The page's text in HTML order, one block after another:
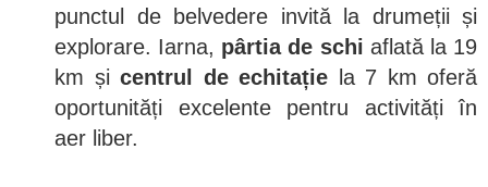
punctul de belvedere invită la drumeții și
explorare. Iarna, pârtia de schi aflată la 19
km și centrul de echitație la 7 km oferă
oportunități excelente pentru activități în
aer liber.